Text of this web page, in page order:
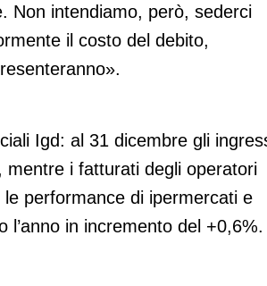
Non intendiamo, però, sederci
il costo del debito,
Igd: al 31 dicembre gli
i fatturati degli operatori
performance di ipermercati e
in incremento del +0,6%.